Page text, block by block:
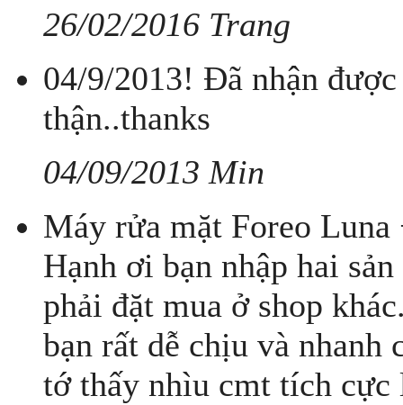
26/02/2016 Trang
04/9/2013! Đã nhận
thận..thanks
04/09/2013 Min
Máy rửa mặt Foreo
Hạnh ơi bạn nhập hai
phải đặt mua ở shop
bạn rất dễ chịu và
tớ thấy nhìu cmt tích cực